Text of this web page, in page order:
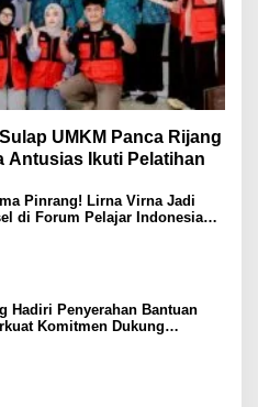
UMKM Panca Rijang
Antusias Ikuti Pelatihan
Pinrang! Lirna Virna Jadi
di Forum Pelajar Indonesia
Hadiri Penyerahan Bantuan
Komitmen Dukung